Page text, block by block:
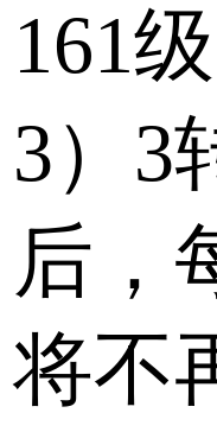
161
3）3
后，
将不